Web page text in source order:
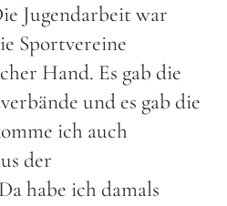
Jugendarbeit war
Sportvereine
Hand. Es gab die
und es gab die
ich auch
der
habe ich damals